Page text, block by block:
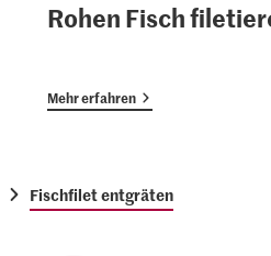
Rohen Fisch
Mehr erfahren
Fischfilet entgräten